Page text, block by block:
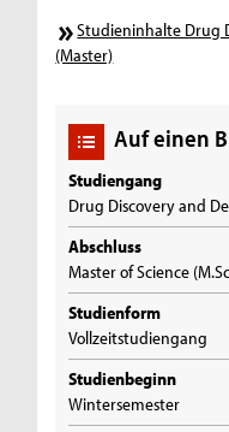
Studieninhalte Drug
(Master)
Auf einen
Studiengang
Drug Discovery and
Abschluss
Master of Science
Studienform
Vollzeitstudiengang
Studienbeginn
Wintersemester